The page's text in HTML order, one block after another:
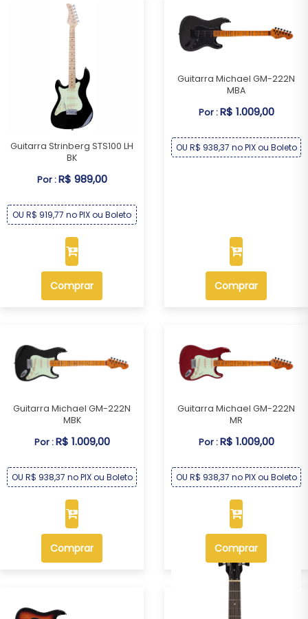
Guitarra Strinberg STS100 LH
BK
Por :R$ 989,00
OU R$ 919,77 no PIX ou Boleto
Comprar
Guitarra Michael GM-222N
MBA
Por :R$ 1.009,00
OU R$ 938,37 no PIX ou Boleto
Comprar
Guitarra Michael GM-222N
MBK
Por :R$ 1.009,00
OU R$ 938,37 no PIX ou Boleto
Comprar
Guitarra Michael GM-222N
MR
Por :R$ 1.009,00
OU R$ 938,37 no PIX ou Boleto
Comprar